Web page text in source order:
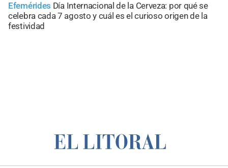
Efemérides Día Internacional de la Cerveza: por qué se
celebra cada 7 agosto y cuál es el curioso origen de la
festividad